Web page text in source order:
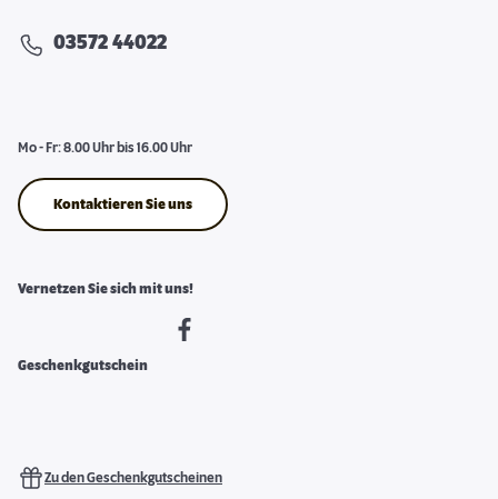
03572 44022
Mo - Fr: 8.00 Uhr bis 16.00 Uhr
Kontaktieren Sie uns
Vernetzen Sie sich mit uns!
Geschenkgutschein
Zu den Geschenkgutscheinen